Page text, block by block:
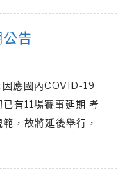
告
應國內COVID-19
有11場賽事延期 考
，故將延後舉行，